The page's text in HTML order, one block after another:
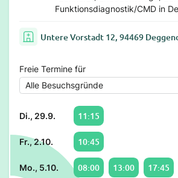
Funktionsdiagnostik/CMD in
Untere Vorstadt 12, 94469
Freie Termine für
Di., 29.9. 11:15
Fr., 2.10. 10:45
Mo., 5.10. 08:00 13:00 17:45